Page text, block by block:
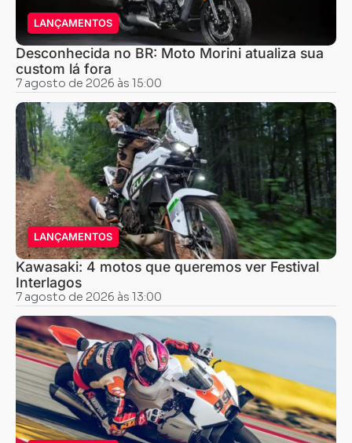
LANÇAMENTOS
Desconhecida no BR: Moto Morini atualiza sua
custom lá fora
7 agosto de 2026 às 15:00
LANÇAMENTOS
Kawasaki: 4 motos que queremos ver Festival
Interlagos
7 agosto de 2026 às 13:00